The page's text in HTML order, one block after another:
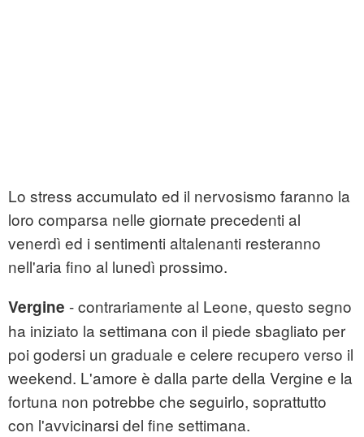
Lo stress accumulato ed il nervosismo faranno la
loro comparsa nelle giornate precedenti al
venerdì ed i sentimenti altalenanti resteranno
nell'aria fino al lunedì prossimo.
Vergine - contrariamente al Leone, questo segno
ha iniziato la settimana con il piede sbagliato per
poi godersi un graduale e celere recupero verso il
weekend. L'amore è dalla parte della Vergine e la
fortuna non potrebbe che seguirlo, soprattutto
con l'avvicinarsi del fine settimana.